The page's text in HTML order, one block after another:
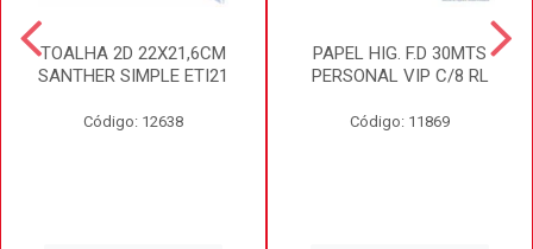
TOALHA 2D 22X21,6CM
SANTHER SIMPLE ETI21
Código: 12638
PAPEL HIG. F.D 30MTS
PERSONAL VIP C/8 RL
Código: 11869